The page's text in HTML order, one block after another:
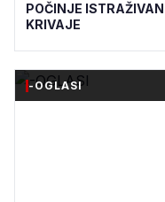
POČINJE
KRIVAJE
-OGLASI